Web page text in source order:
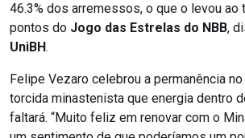
46.3% dos arremessos, o que o levou ao
pontos do Jogo das Estrelas do NBB,
UniBH.
Felipe Vezaro celebrou a permanência
torcida minastenista que energia dentro
faltará. “Muito feliz em renovar com o